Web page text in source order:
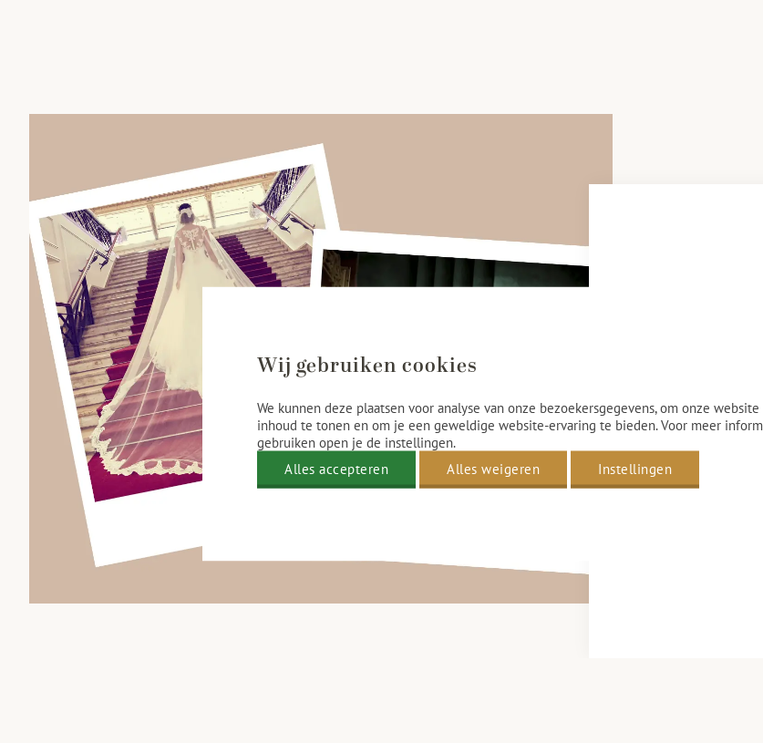
Unieke
De elegante
trouwfoto’s. De
historische charme,
locaties zijn perfect
Wij gebruiken cookies
We kunnen deze plaatsen voor analyse van onze bezoekersgegevens, om onze
inhoud te tonen en om je een geweldige website-ervaring te bieden. Voor meer
gebruiken open je de instellingen.
Alles accepteren
Alles weigeren Instellingen